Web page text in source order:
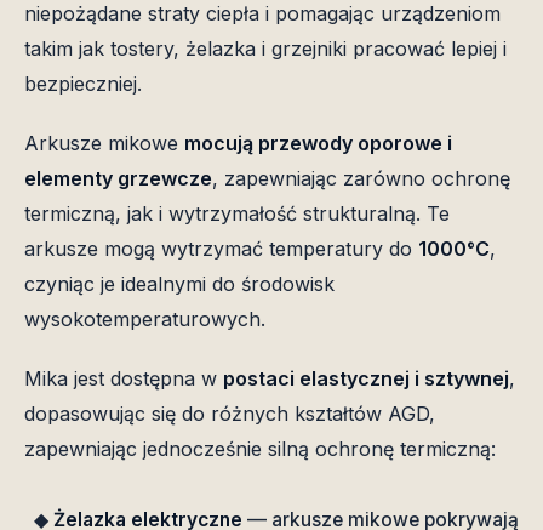
niepożądane straty ciepła i pomagając urządzeniom
takim jak tostery, żelazka i grzejniki pracować lepiej i
bezpieczniej.
Arkusze mikowe mocują przewody oporowe i
elementy grzewcze, zapewniając zarówno ochronę
termiczną, jak i wytrzymałość strukturalną. Te
arkusze mogą wytrzymać temperatury do 1000°C,
czyniąc je idealnymi do środowisk
wysokotemperaturowych.
Mika jest dostępna w postaci elastycznej i sztywnej,
dopasowując się do różnych kształtów AGD,
zapewniając jednocześnie silną ochronę termiczną:
◆ Żelazka elektryczne — arkusze mikowe pokrywają